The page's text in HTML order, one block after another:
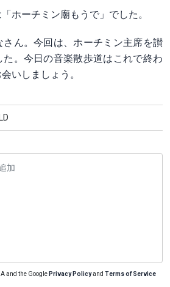
ホーチミン廟もうで」でした。
ん。今回は、ホーチミン主席を讃
た。今日の音楽散歩道はこれで終わ
いしましょう。
and the Google Privacy Policyand Terms of Service